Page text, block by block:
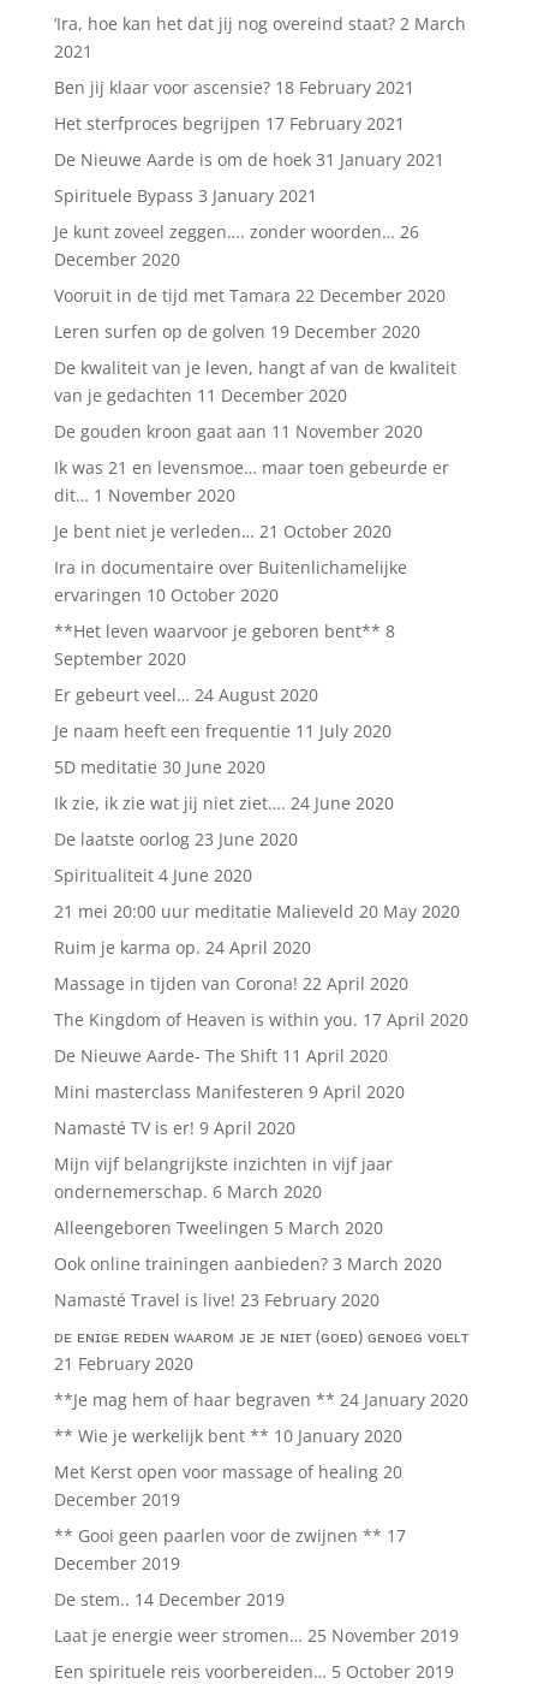
‘Ira, hoe kan het dat jij nog overeind staat? 2 March
2021
Ben jij klaar voor ascensie? 18 February 2021
Het sterfproces begrijpen 17 February 2021
De Nieuwe Aarde is om de hoek 31 January 2021
Spirituele Bypass 3 January 2021
Je kunt zoveel zeggen…. zonder woorden… 26
December 2020
Vooruit in de tijd met Tamara 22 December 2020
Leren surfen op de golven 19 December 2020
De kwaliteit van je leven, hangt af van de kwaliteit
van je gedachten 11 December 2020
De gouden kroon gaat aan 11 November 2020
Ik was 21 en levensmoe… maar toen gebeurde er
dit… 1 November 2020
Je bent niet je verleden… 21 October 2020
Ira in documentaire over Buitenlichamelijke
ervaringen 10 October 2020
**Het leven waarvoor je geboren bent** 8
September 2020
Er gebeurt veel… 24 August 2020
Je naam heeft een frequentie 11 July 2020
5D meditatie 30 June 2020
Ik zie, ik zie wat jij niet ziet…. 24 June 2020
De laatste oorlog 23 June 2020
Spiritualiteit 4 June 2020
21 mei 20:00 uur meditatie Malieveld 20 May 2020
Ruim je karma op. 24 April 2020
Massage in tijden van Corona! 22 April 2020
The Kingdom of Heaven is within you. 17 April 2020
De Nieuwe Aarde- The Shift 11 April 2020
Mini masterclass Manifesteren 9 April 2020
Namasté TV is er! 9 April 2020
Mijn vijf belangrijkste inzichten in vijf jaar
ondernemerschap. 6 March 2020
Alleengeboren Tweelingen 5 March 2020
Ook online trainingen aanbieden? 3 March 2020
Namasté Travel is live! 23 February 2020
ᴅᴇ ᴇɴɪɢᴇ ʀᴇᴅᴇɴ ᴡᴀᴀʀᴏᴍ ᴊᴇ ᴊᴇ ɴɪᴇᴛ (ɢᴏᴇᴅ) ɢᴇɴᴏᴇɢ ᴠᴏᴇʟᴛ
21 February 2020
**Je mag hem of haar begraven ** 24 January 2020
** Wie je werkelijk bent ** 10 January 2020
Met Kerst open voor massage of healing 20
December 2019
** Gooi geen paarlen voor de zwijnen ** 17
December 2019
De stem.. 14 December 2019
Laat je energie weer stromen… 25 November 2019
Een spirituele reis voorbereiden… 5 October 2019